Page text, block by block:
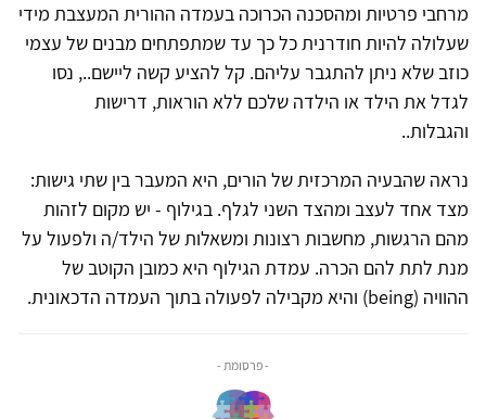
מרחבי פרטיות ומהסכנה הכרוכה בעמדה ההורית המעצבת מידי
שעלולה להיות חודרנית כל כך עד שמתפתחים מבנים של עצמי
כוזב שלא ניתן להתגבר עליהם. קל להציע קשה ליישם.., נסו
לגדל את הילד או הילדה שלכם ללא הוראות, דרישות
והגבלות..
נראה שהבעיה המרכזית של הורים, היא המעבר בין שתי גישות:
מצד אחד לעצב ומהצד השני לגלף. בגילוף - יש מקום לזהות
מהם הרגשות, מחשבות רצונות ומשאלות של הילד/ה ולפעול על
מנת לתת להם הכרה. עמדת הגילוף היא כמובן הקוטב של
ההוויה (being) והיא מקבילה לפעולה בתוך העמדה הדכאונית.
- פרסומת -